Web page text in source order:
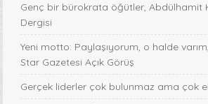
Genç bir bürokrata öğütler, Abdülhamit
Dergisi
Yeni motto: Paylaşıyorum, o halde
Star Gazetesi Açık Görüş
Gerçek liderler çok bulunmaz ama çok